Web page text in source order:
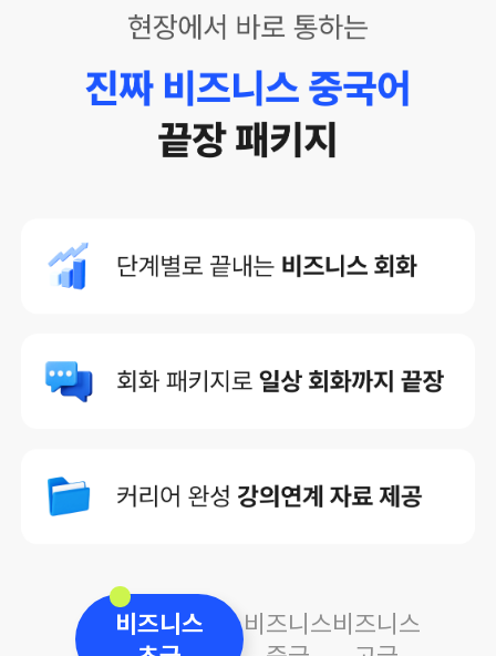
중국어 자격증은 있지만, 중국 문화와 비즈니스 용어를 몰라
앞으로의 회사 생활이 너무 고민이었는데, 마침 이 패키지를
만났어요.
필요한 것만 딱딱 알려주셔서 너무 좋았습니다.
어렸을 때 중국에 아주 잠깐 살다가 취업할 때 급하게 필요해
서 수강 시작했습니다.
사실 외국어는 아무리 쓰기, 읽기를 잘해도 말하지 못하면 말
비즈니스
비즈니스비즈니스